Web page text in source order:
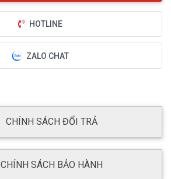
HOTLINE
ZALO CHAT
CHÍNH SÁCH ĐỔI TRẢ
CHÍNH SÁCH BẢO HÀNH